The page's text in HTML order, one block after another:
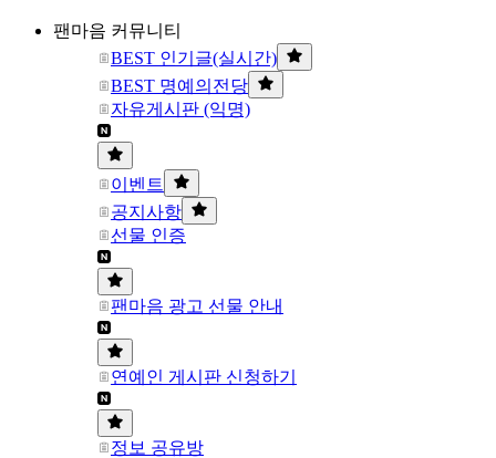
팬마음 커뮤니티
BEST 인기글(실시간)
BEST 명예의전당
자유게시판 (익명)
이벤트
공지사항
선물 인증
팬마음 광고 선물 안내
연예인 게시판 신청하기
정보 공유방